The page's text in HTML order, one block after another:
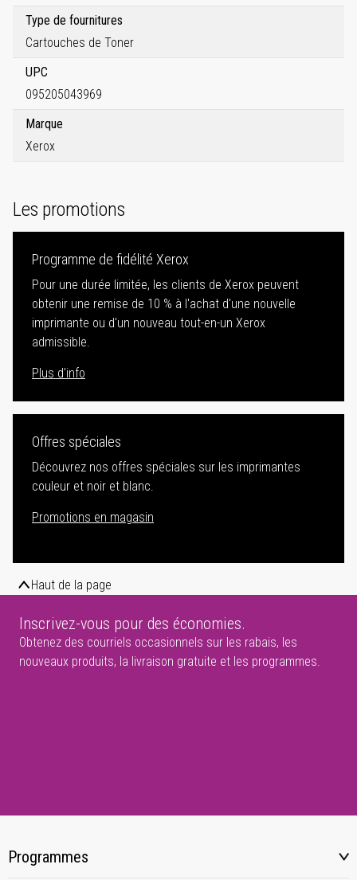
Type de fournitures
Cartouches de Toner
UPC
095205043969
Marque
Xerox
Les promotions
Programme de fidélité Xerox
Pour une durée limitée, les clients de Xerox peuvent
obtenir une remise de 10 % à l'achat d'une nouvelle
imprimante ou d'un nouveau tout-en-un Xerox
admissible.
Plus d'info
Offres spéciales
Découvrez nos offres spéciales sur les imprimantes
couleur et noir et blanc.
Promotions en magasin
Haut de la page
Inscrivez-vous pour des économies.
Obtenez des courriels occasionnels sur les rabais, les
nouveaux produits, la livraison gratuite et les programmes.
Programmes